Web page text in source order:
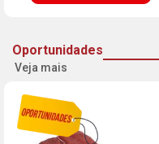
Oportunidades
Veja mais